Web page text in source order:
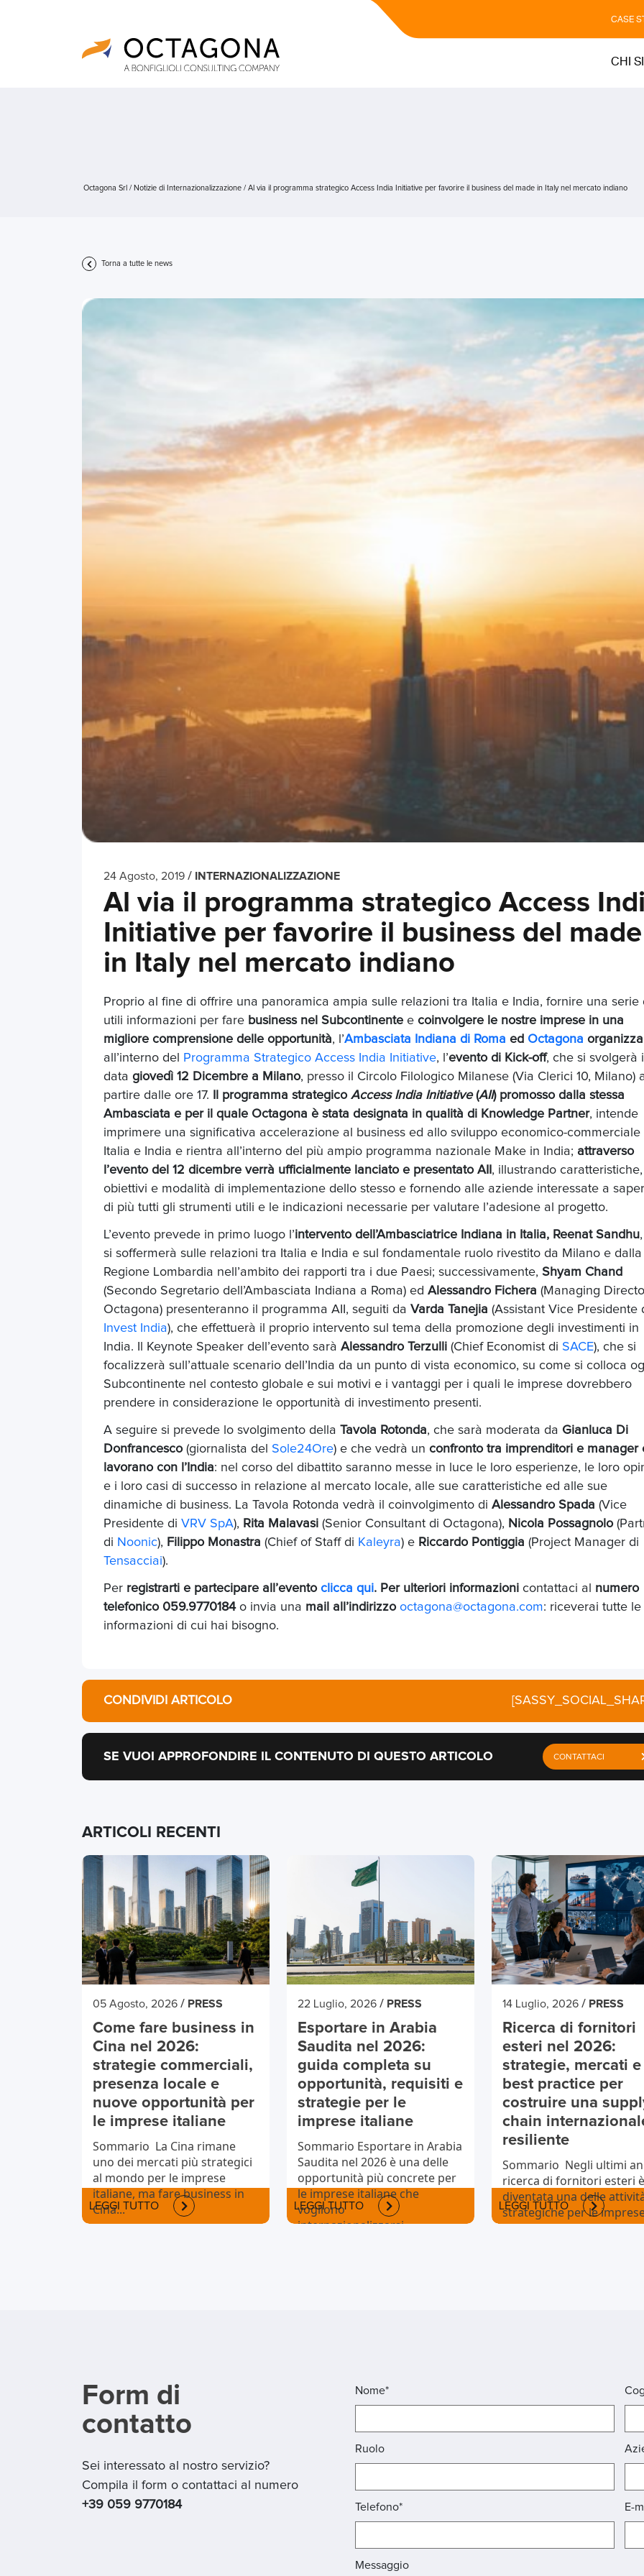
CASE
CHI
Octagona Srl / Notizie di Internazionalizzazione / Al via il programma strategico Access India Initiative per favorire il business del made in Italy nel mercato indiano
Torna a tutte le news
24 Agosto, 2019 / INTERNAZIONALIZZAZIONE
Al via il programma strategico Access
Initiative per favorire il business del made
in Italy nel mercato indiano
Proprio al fine di offrire una panoramica ampia sulle relazioni tra Italia e India, fornire una serie
utili informazioni per fare business nel Subcontinente e coinvolgere le nostre imprese in una
migliore comprensione delle opportunità, l’Ambasciata Indiana di Roma ed Octagona
all’interno del
Programma Strategico Access India Initiative, l’evento di Kick-off, che si svolgerà
data giovedì 12 Dicembre a Milano, presso il Circolo Filologico Milanese (Via Clerici 10, Milano)
partire dalle ore 17.
Il programma strategico Access India Initiative(AII) promosso dalla stessa
Ambasciata e per il quale Octagona è stata designata in qualità di Knowledge Partner, intende
imprimere una significativa accelerazione al business ed allo sviluppo economico-commerciale
Italia e India e rientra all’interno del più ampio programma nazionale Make in India; attraverso
l’evento del 12 dicembre verrà ufficialmente lanciato e presentato AII , illustrando caratteristiche,
obiettivi e modalità di implementazione dello stesso e fornendo alle aziende interessate a
di più tutti gli strumenti utili e le indicazioni necessarie per valutare l’adesione al progetto.
L’evento prevede in primo luogo l’intervento dell’Ambasciatrice Indiana in Italia, Reenat Sandhu
si soffermerà sulle relazioni tra Italia e India e sul fondamentale ruolo rivestito da Milano e dalla
Regione Lombardia nell’ambito dei rapporti tra i due Paesi; successivamente, Shyam Chand
(Secondo Segretario dell’Ambasciata Indiana a Roma) ed Alessandro Fichera (Managing
Octagona) presenteranno il programma AII, seguiti da Varda Tanejia (Assistant Vice Presidente
Invest India), che effettuerà il proprio intervento sul tema della promozione degli investimenti in
India. Il Keynote Speaker dell’evento sarà Alessandro Terzulli (Chief Economist di SACE), che si
focalizzerà sull’attuale scenario dell’India da un punto di vista economico, su come si colloca
Subcontinente nel contesto globale e sui motivi e i vantaggi per i quali le imprese dovrebbero
prendere in considerazione le opportunità di investimento presenti.
A seguire si prevede lo svolgimento della Tavola Rotonda, che sarà moderata da Gianluca Di
Donfrancesco(giornalista del Sole24Ore) e che vedrà un confronto tra imprenditori e manager
lavorano con l’India: nel corso del dibattito saranno messe in luce le loro esperienze, le loro
e i loro casi di successo in relazione al mercato locale, alle sue caratteristiche ed alle sue
dinamiche di business. La Tavola Rotonda vedrà il coinvolgimento di Alessandro Spada (Vice
Presidente di VRV SpA), Rita Malavasi (Senior Consultant di Octagona), Nicola Possagnolo
di Noonic), Filippo Monastra (Chief of Staff di Kaleyra) e Riccardo Pontiggia (Project Manager di
Tensacciai).
Per registrarti e partecipare all’evento clicca qui. Per ulteriori informazioni contattaci al numero
telefonico 059.9770184 o invia una mail all’indirizzo octagona@octagona.com: riceverai tutte le
informazioni di cui hai bisogno.
CONDIVIDI ARTICOLO
SE VUOI APPROFONDIRE IL CONTENUTO DI QUESTO ARTICOLO CONTATTACI
ARTICOLI RECENTI
05 Agosto, 2026 / PRESS
Come fare business in
Cina nel 2026:
strategie commerciali,
presenza locale e
nuove opportunità per
le imprese italiane
Sommario La Cina rimane
uno dei mercati più strategici
al mondo per le imprese
italiane, ma fare business in
Cina...
LEGGI TUTTO
22 Luglio, 2026/ PRESS
Esportare in Arabia
Saudita nel 2026:
guida completa su
opportunità, requisiti e
strategie per le
imprese italiane
Sommario Esportare in Arabia
Saudita nel 2026 è una delle
opportunità più concrete per
le imprese italiane che
vogliono
internazionalizzarsi....
LEGGI TUTTO
14 Luglio, 2026/ PRESS
Ricerca di fornitori
esteri nel 2026:
strategie, mercati e
best practice per
costruire una
chain
resiliente
Sommario Negli ultimi
ricerca di fornitori esteri è
diventata una delle
strategiche per le
italiane....
LEGGI TUTTO
Form di
contatto
Sei interessato al nostro servizio?
Compila il form o contattaci al numero
+39 059 9770184
Nome*
Ruolo
Telefono* E-
Messaggio